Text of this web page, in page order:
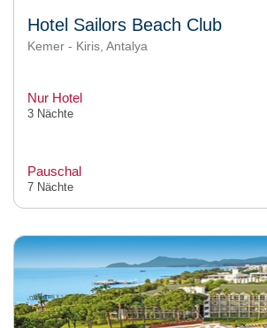
Hotel Sailors Beach Club
Kemer - Kiris, Antalya
Nur Hotel
3 Nächte
Pauschal
7 Nächte